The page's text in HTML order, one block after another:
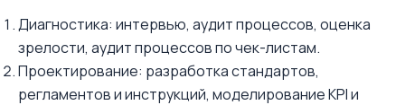
Диагностика: интервью, аудит процессов, оценка
зрелости, аудит процессов по чек-листам.
Проектирование: разработка стандартов,
регламентов и инструкций, моделирование KPI и